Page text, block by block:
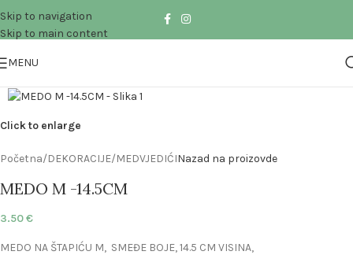
Skip to navigation
Skip to main content
MENU
Click to enlarge
Početna/DEKORACIJE/MEDVJEDIĆINazad na proizovde
MEDO M -14.5CM
3.50€
MEDO NA ŠTAPIĆU M, SMEĐE BOJE, 14.5 CM VISINA,